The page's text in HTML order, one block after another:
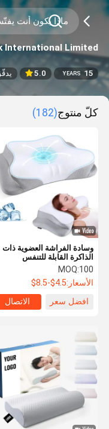
International Limited
15
YEARS
5.0
كلّ منتوج(182)
وسادة الفراشة العضوية ذات
الذاكرة القابلة للتنفس
MOQ:100
الأسعار:4.5$-8.5$
افضل سعر
الاتصال